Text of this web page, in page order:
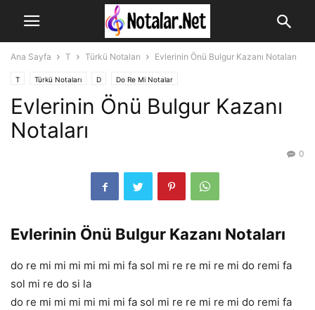
Ana Sayfa T Türkü Notaları Evlerinin Önü Bulgur Kazanı Notaları
T Türkü Notaları D Do Re Mi Notalar
Evlerinin Önü Bulgur Kazanı
Notaları
0
Evlerinin Önü Bulgur Kazanı Notaları
do re mi mi mi mi mi mi fa sol mi re re mi re mi do remi fa
sol mi re do si la
do re mi mi mi mi mi mi fa sol mi re re mi re mi do remi fa